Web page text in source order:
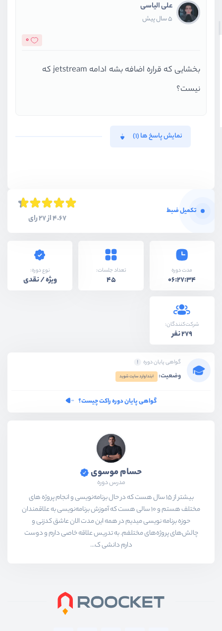
علی الیاسی
5 سال پیش
0
بخشایی که قراره اضافه بشه ادامه jetstream که
نیست؟
نمایش پاسخ ها (1)
تکمیل ضبط
4.67 از 27 رای
مدت دوره
06:27:34
تعداد جلسات:
45
نوع دوره:
ویژه / نقدی
شرکت‌کنندگان:
279 نفر
گواهی پایان دوره
وضعیت: ابتدا وارد سایت شوید
گواهی پایان دوره راکت چیست؟
حسام موسوی
مدرس دوره
بیشتر از ۱۵ سال هست که در حال برنامه‌نویسی و انجام پروژه های
مختلف هستم و ۱۰ سالی هست که آموزش برنامه‌نویسی به علاقمندان
حوزه برنامه نویسی میدیم در همه این مدت الان عاشق کدزنی و
چالش‌های پروژه‌های مختلفم. به تدریس علاقه خاصی دارم و دوست
دارم دانشی ک...